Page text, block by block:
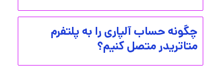
چگونه حساب آلپاری را به پلتفرم
متاتریدر متصل کنیم؟